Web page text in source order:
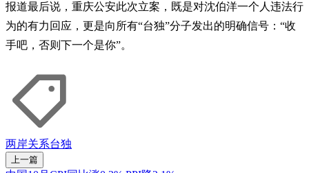
报道最后说，重庆公安此次立案，既是对沈伯洋一个人违法行
为的有力回应，更是向所有“台独”分子发出的明确信号：“收
手吧，否则下一个是你”。
两岸关系台独
上一篇